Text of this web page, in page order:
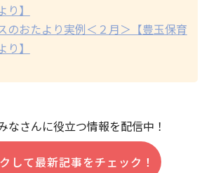
】
のおたより実例＜２月＞【豊玉保育
】
なさんに役立つ情報を配信中！
して最新記事をチェック！